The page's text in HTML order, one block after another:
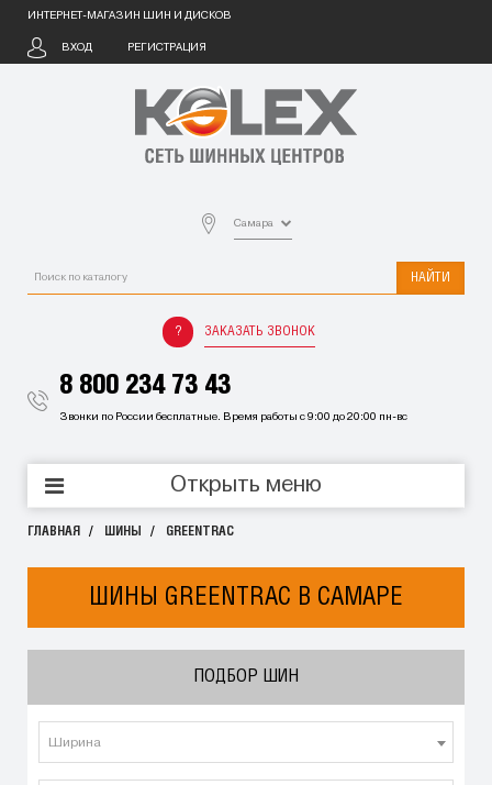
ИНТЕРНЕТ-МАГАЗИН ШИН И ДИСКОВ
ВХОД РЕГИСТРАЦИЯ
Самара
НАЙТИ
ЗАКАЗАТЬ ЗВОНОК
8 800 234 73 43
Звонки по России бесплатные. Время работы с 9:00 до 20:00 пн-вс
Открыть меню
ГЛАВНАЯ ШИНЫ GREENTRAC
ШИНЫ GREENTRAC В САМАРЕ
ПОДБОР ШИН
Ширина